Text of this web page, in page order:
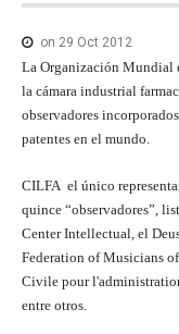
on 29 Oct 2012
La Organización Mundial
la cámara industrial
observadores
patentes en el mundo.
CILFA el único
quince “observadores”,
Center Intellectual, el
Federation of Musicians
Civile pour
entre otros.